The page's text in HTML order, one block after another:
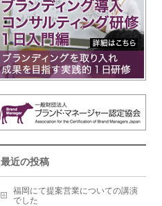
最近の投稿
福岡にて提案営業についての講演
でした